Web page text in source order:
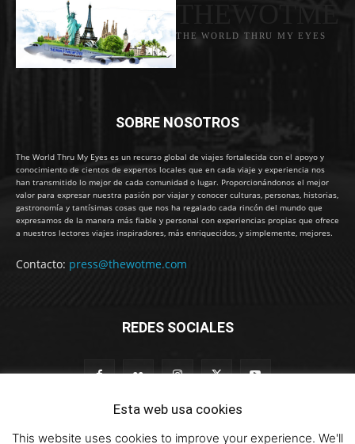
THE WORLD THRU MY EYES
SOBRE NOSOTROS
The World Thru My Eyes es un recurso global de viajes fortalecida con el apoyo y
conocimiento de cientos de expertos locales que en cada viaje y experiencia nos
han transmitido lo mejor de cada comunidad o lugar. Proporcionándonos el mejor
valor para expresar nuestra pasión por viajar y conocer culturas, personas, historias,
gastronomía y tantísimas cosas que nos ha regalado cada rincón del mundo que
expresamos de la manera más fiable y personal con experiencias propias que ofrece
a nuestros lectores viajes inspiradores, más enriquecidos, y simplemente, mejores.
Contacto: press@thewotme.com
REDES SOCIALES
Esta web usa cookies
This website uses cookies to improve your experience. We'll